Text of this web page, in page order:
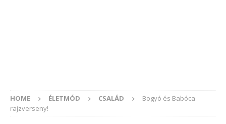
HOME ÉLETMÓD CSALÁD
Bogyó és Babóca
rajzverseny!